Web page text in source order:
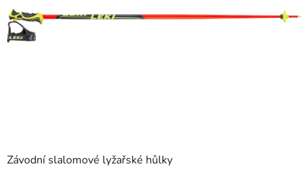
Závodní slalomové lyžařské hůlky